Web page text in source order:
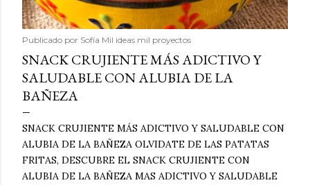
Publicado por Sofía Mil ideas mil proyectos
SNACK CRUJIENTE MÁS ADICTIVO Y
SALUDABLE CON ALUBIA DE LA
BAÑEZA
SNACK CRUJIENTE MÁS ADICTIVO Y SALUDABLE CON
ALUBIA DE LA BAÑEZA OLVIDATE DE LAS PATATAS
FRITAS, DESCUBRE EL SNACK CRUJIENTE CON
ALUBIA DE LA BAÑEZA MAS ADICTIVO Y SALUDABLE